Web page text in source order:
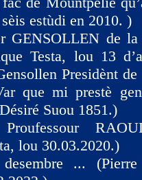
estùdi en 2010. )
GENSOLLEN de la
Testa, lou 13
Presidènt
que mi prestè
Suou 1851.)
lou 30.03.2020.)
...